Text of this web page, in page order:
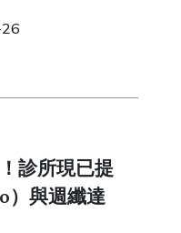
診所現已提
）與週纖達